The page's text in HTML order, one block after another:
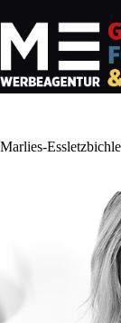
Inhalt
springen
Marlies-